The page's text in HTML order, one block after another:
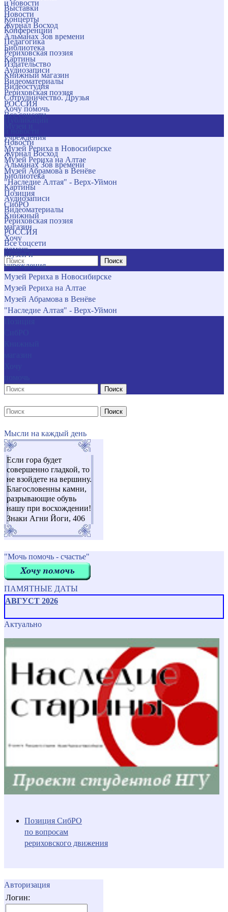
и новости
Новости
Журнал Восход
Альманах Зов времени
Библиотека
Картины
Аудиозаписи
Видеоматериалы
Рериховская поэзия
РОССИЯ
Все соцсети
учреждения
Музей Рериха в Новосибирске
Музей Рериха на Алтае
Музей Абрамова в Венёве
"Наследие Алтая" - Верх-Уймон
Позиция
СибРО
Книжный
магазин
Хочу
помочь
Поиск
Выставки
Концерты
Конференции
Педагогика
Рериховская поэзия
Издательство
Книжный магазин
Видеостудия
Сотрудничество. Друзья
Хочу помочь
Новости
Журнал Восход
Альманах Зов времени
Библиотека
Картины
Аудиозаписи
Видеоматериалы
Рериховская поэзия
РОССИЯ
Все соцсети
Музеи и
учреждения
Музей Рериха в Новосибирске
Музей Рериха на Алтае
Музей Абрамова в Венёве
"Наследие Алтая" - Верх-Уймон
Поиск
Поиск
Мысли на каждый день
Если гора будет
совершенно гладкой, то
не взойдете на вершину.
Благословенны камни,
разрывающие обувь
нашу при восхождении!
Знаки Агни Йоги, 406
"Мочь помочь - счастье"
ПАМЯТНЫЕ ДАТЫ
АВГУСТ 2026
Актуально
Позиция СибРО
по вопросам
рериховского движения
Авторизация
Логин: